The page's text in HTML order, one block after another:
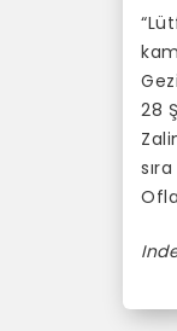
28